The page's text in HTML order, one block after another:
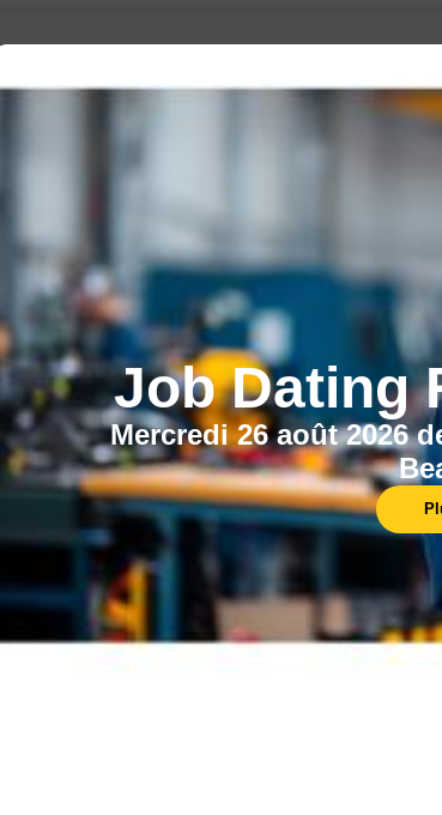
Job Dating
Mercredi 26 août 2026
de main avec
le Nord-Pas-
Les aides
Mais à quoi j'ai le